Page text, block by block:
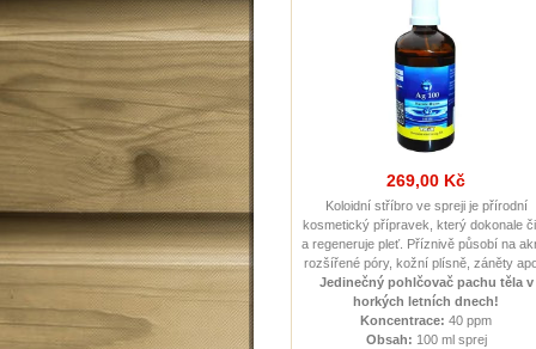
269,00 Kč
Koloidní stříbro ve spreji je přírodní
kosmetický přípravek, který dokonale
a regeneruje pleť. Příznivě působí na
rozšířené póry, kožní plísně, záněty
Jedinečný pohlčovač pachu těla v
horkých letních dnech !
Koncentrace: 40 ppm
Obsah: 100 ml sprej